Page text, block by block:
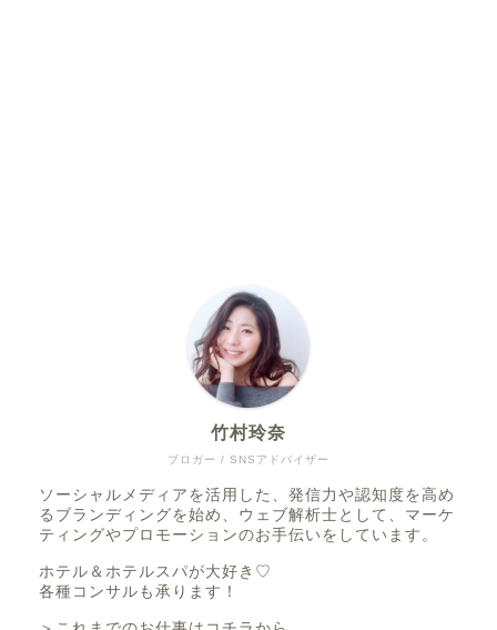
ブロガー / SNSアドバイザー
竹村玲奈
ソーシャルメディアを活用した、発信力や認知度を高め
るブランディングを始め、ウェブ解析士として、マーケ
ティングやプロモーションのお手伝いをしています。
ホテル＆ホテルスパが大好き♡
各種コンサルも承ります！